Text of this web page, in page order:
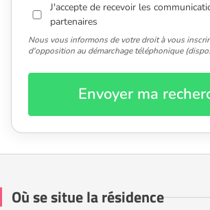
J'accepte de recevoir les
partenaires
Nous vous informons de votre droit à vous
d'opposition au démarchage téléphonique
Envoyer ma
Où se situe la résidence